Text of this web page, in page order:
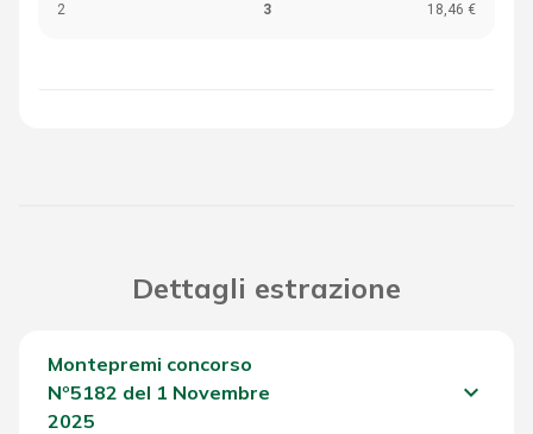
2 3 18,46 €
Dettagli estrazione
Montepremi concorso
Nº5182 del 1 Novembre
2025
keyboard_arrow_down